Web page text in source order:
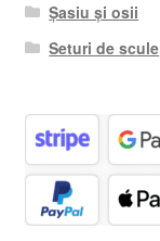
Șasiu și osii
Seturi de scule